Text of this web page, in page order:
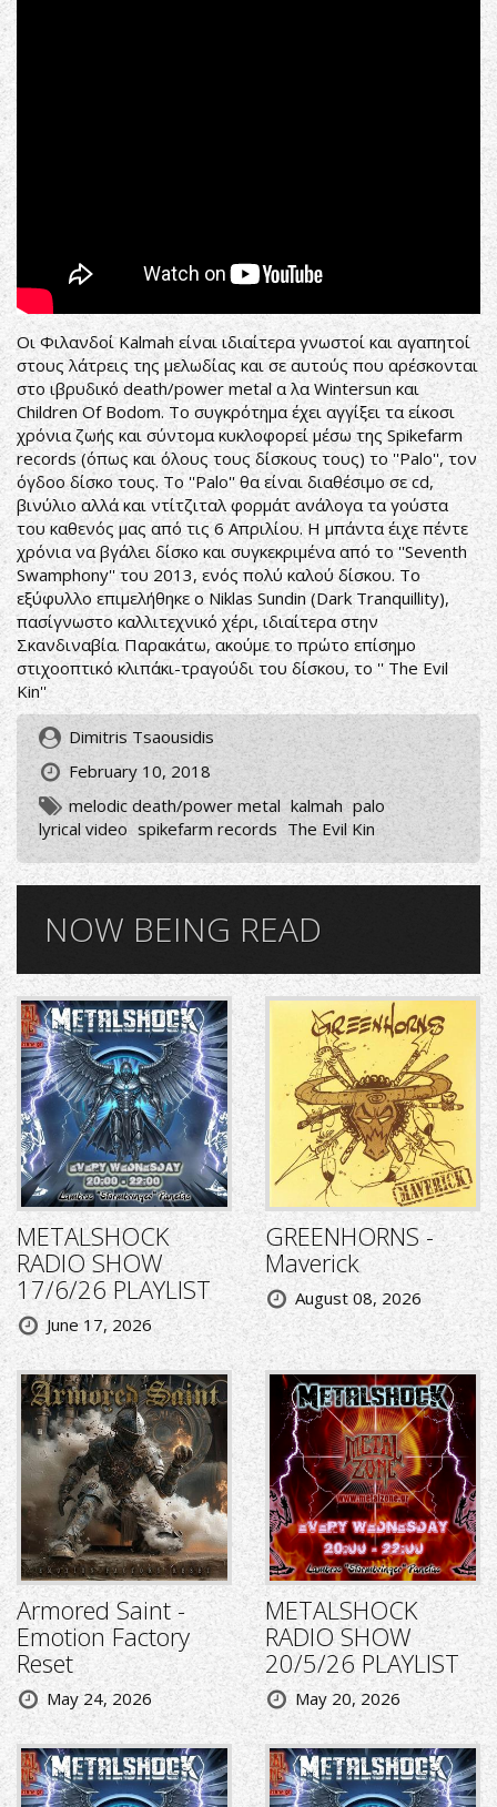
Οι Φιλανδοί Kalmah είναι ιδιαίτερα γνωστοί και αγαπητοί
στους λάτρεις της μελωδίας και σε αυτούς που αρέσκονται
στο ιβρυδικό death/power metal α λα Wintersun και
Children Of Bodom. Το συγκρότημα έχει αγγίξει τα είκοσι
χρόνια ζωής και σύντομα κυκλοφορεί μέσω της Spikefarm
records (όπως και όλους τους δίσκους τους) το ''Palo'', τον
όγδοο δίσκο τους. Το ''Palo'' θα είναι διαθέσιμο σε cd,
βινύλιο αλλά και ντίτζιταλ φορμάτ ανάλογα τα γούστα
του καθενός μας από τις 6 Απριλίου. Η μπάντα έιχε πέντε
χρόνια να βγάλει δίσκο και συγκεκριμένα από το ''Seventh
Swamphony'' του 2013, ενός πολύ καλού δίσκου. Το
εξύφυλλο επιμελήθηκε ο Niklas Sundin (Dark Tranquillity),
πασίγνωστο καλλιτεχνικό χέρι, ιδιαίτερα στην
Σκανδιναβία. Παρακάτω, ακούμε το πρώτο επίσημο
στιχοοπτικό κλιπάκι-τραγούδι του δίσκου, το '' The Evil
Kin''
Dimitris Tsaousidis
February 10, 2018
melodic death/power metal kalmah palo
lyrical video spikefarm records The Evil Kin
NOW BEING READ
METALSHOCK
RADIO SHOW
17/6/26 PLAYLIST
June 17, 2026
GREENHORNS -
Maverick
August 08, 2026
Armored Saint -
Emotion Factory
Reset
May 24, 2026
METALSHOCK
RADIO SHOW
20/5/26 PLAYLIST
May 20, 2026